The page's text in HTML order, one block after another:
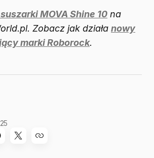
MOVA Shine 10 na
Zobacz jak działa nowy
marki Roborock.